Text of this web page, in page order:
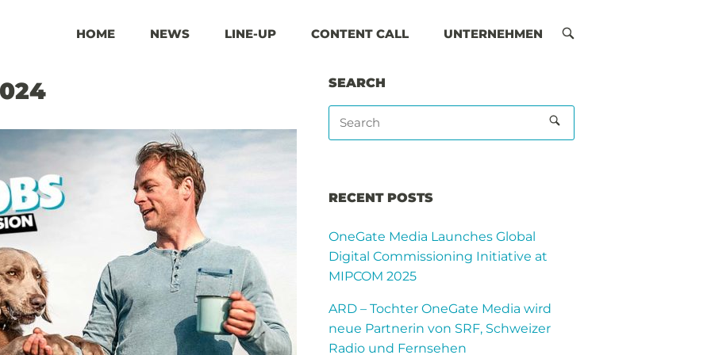
HOME
NEWS LINE-UP CONTENT CALL UNTERNEHMEN
OPEN
SEARCH
RECENT POSTS
OneGate Media Launches Global
Digital Commissioning Initiative at
MIPCOM 2025
ARD – Tochter OneGate Media wird
neue Partnerin von SRF, Schweizer
Radio und Fernsehen